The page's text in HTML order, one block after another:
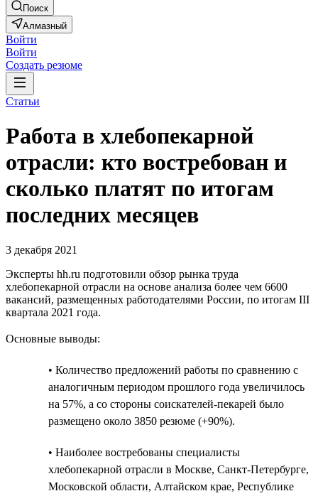
Поиск
Алмазный
Войти
Войти
Создать резюме
Статьи
Работа в хлебопекарной
отрасли: кто востребован и
сколько платят по итогам
последних месяцев
3 декабря 2021
Эксперты hh.ru подготовили обзор рынка труда
хлебопекарной отрасли на основе анализа более чем 6600
вакансий, размещенных работодателями России, по итогам III
квартала 2021 года.
Основные выводы:
• Количество предложений работы по сравнению с
аналогичным периодом прошлого года увеличилось
на 57%, а со стороны соискателей-пекарей было
размещено около 3850 резюме (+90%).
• Наиболее востребованы специалисты
хлебопекарной отрасли в Москве, Санкт-Петербурге,
Московской области, Алтайском крае, Республике